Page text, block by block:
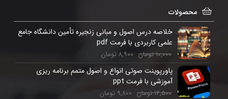
محصولات
خلاصه درس اصول و مبانی زنجیره تأمین دانشگاه جامع
علمی کاربردی با فرمت pdf
۱۰,۰۰۰تومان ۸,۹۰۰تومان
پاورپوینت صوتی انواع و اصول متمم برنامه ریزی
آموزشی با فرمت ppt
۱۲,۵۰۰تومان ۹,۸۰۰ تومان